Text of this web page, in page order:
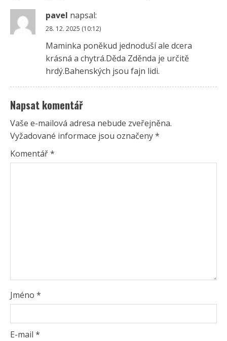
pavel napsal:
28. 12. 2025 (10:12)
Maminka poněkud jednoduší ale dcera
krásná a chytrá.Děda Zděnda je určitě
hrdý.Bahenských jsou fajn lidi.
Napsat komentář
Vaše e-mailová adresa nebude zveřejněna.
Vyžadované informace jsou označeny*
Komentář*
Jméno *
E-mail *